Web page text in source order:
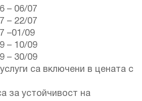
– 06/07
– 22/07
–01/09
– 10/09
– 30/09
са включени в цената с
за устойчивост на